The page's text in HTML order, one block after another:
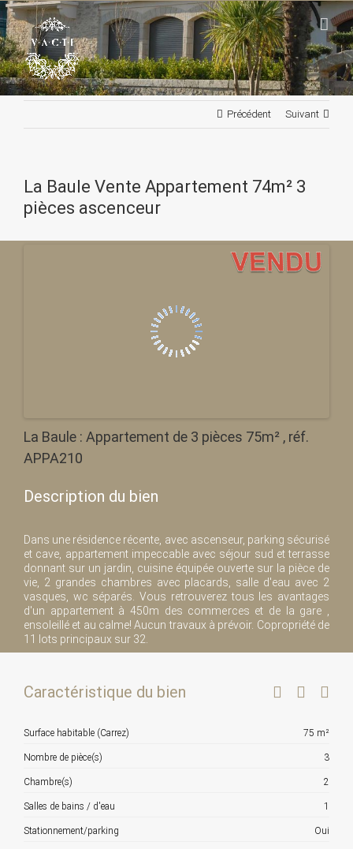
Passer
au
contenu
Précédent Suivant
La Baule Vente Appartement 74m² 3
pièces ascenceur
La Baule : Appartement de 3 pièces 75m² , réf.
APPA210
Description du bien
Dans une résidence récente, avec ascenseur, parking sécurisé
et cave, appartement impeccable avec séjour sud et terrasse
donnant sur un jardin, cuisine équipée ouverte sur la pièce de
vie, 2 grandes chambres avec placards, salle d'eau avec 2
vasques, wc séparés. Vous retrouverez tous les avantages
d'un appartement à 450m des commerces et de la gare ,
ensoleillé et au calme! Aucun travaux à prévoir. Copropriété de
11 lots principaux sur 32.
Caractéristique du bien
Surface habitable (Carrez) 75 m²
Nombre de pièce(s) 3
Chambre(s) 2
Salles de bains / d'eau 1
Stationnement/parking Oui